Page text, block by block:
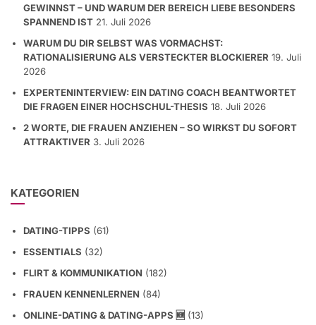
GEWINNST – UND WARUM DER BEREICH LIEBE BESONDERS
SPANNEND IST 21. Juli 2026
WARUM DU DIR SELBST WAS VORMACHST:
RATIONALISIERUNG ALS VERSTECKTER BLOCKIERER 19. Juli
2026
EXPERTENINTERVIEW: EIN DATING COACH BEANTWORTET
DIE FRAGEN EINER HOCHSCHUL-THESIS 18. Juli 2026
2 WORTE, DIE FRAUEN ANZIEHEN – SO WIRKST DU SOFORT
ATTRAKTIVER 3. Juli 2026
KATEGORIEN
DATING-TIPPS (61)
ESSENTIALS (32)
FLIRT & KOMMUNIKATION (182)
FRAUEN KENNENLERNEN (84)
ONLINE-DATING & DATING-APPS 🆕 (13)